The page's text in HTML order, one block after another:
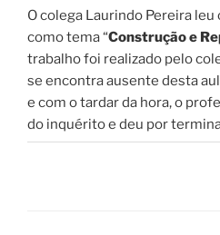
O colega Laurindo Pereira
como tema “Construção e
trabalho foi realizado pelo
se encontra ausente desta
e com o tardar da hora, o
do inquérito e deu por